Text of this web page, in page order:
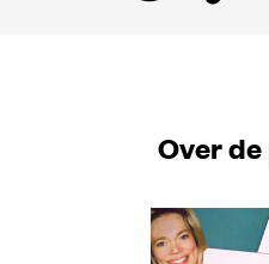
Over